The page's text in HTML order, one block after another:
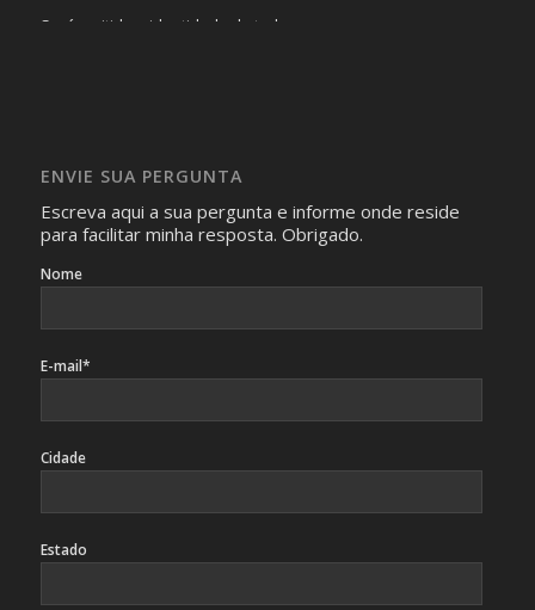
Será omitida a identidade de todas as pessoas que
identificação da pessoa fotografada.
ENVIE SUA PERGUNTA
Escreva aqui a sua pergunta e informe onde reside
para facilitar minha resposta. Obrigado.
Nome
E-mail*
Cidade
Estado